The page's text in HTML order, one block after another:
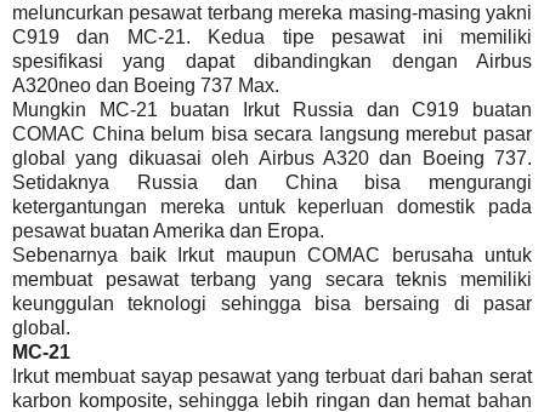
meluncurkan pesawat terbang mereka masing-masing yakni
C919 dan MC-21. Kedua tipe pesawat ini memiliki
spesifikasi yang dapat dibandingkan dengan Airbus
A320neo dan Boeing 737 Max.
Mungkin MC-21 buatan Irkut Russia dan C919 buatan
COMAC China belum bisa secara langsung merebut pasar
global yang dikuasai oleh Airbus A320 dan Boeing 737.
Setidaknya Russia dan China bisa mengurangi
ketergantungan mereka untuk keperluan domestik pada
pesawat buatan Amerika dan Eropa.
Sebenarnya baik Irkut maupun COMAC berusaha untuk
membuat pesawat terbang yang secara teknis memiliki
keunggulan teknologi sehingga bisa bersaing di pasar
global.
MC-21
Irkut membuat sayap pesawat yang terbuat dari bahan serat
karbon komposite, sehingga lebih ringan dan hemat bahan